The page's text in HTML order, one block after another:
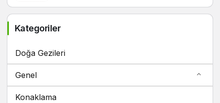
Kategoriler
Doğa Gezileri
Genel
Konaklama